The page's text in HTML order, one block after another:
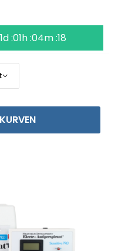
1d :01h :04m :18